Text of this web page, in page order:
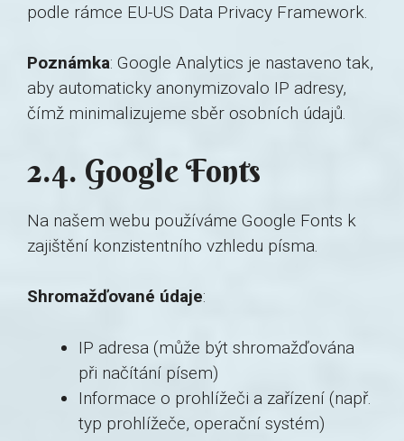
podle rámce EU-US Data Privacy Framework.
Poznámka: Google Analytics je nastaveno tak,
aby automaticky anonymizovalo IP adresy,
čímž minimalizujeme sběr osobních údajů.
2.4. Google Fonts
Na našem webu používáme Google Fonts k
zajištění konzistentního vzhledu písma.
Shromažďované údaje:
IP adresa (může být shromažďována
při načítání písem)
Informace o prohlížeči a zařízení (např.
typ prohlížeče, operační systém)